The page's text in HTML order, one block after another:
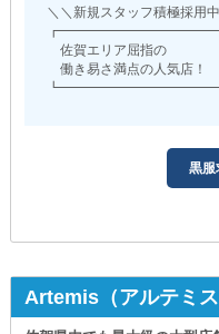
自分と合っている環境か確
少しでも気になった方はお
直行・直帰での勤務のため
夜間の副業としても人気の
また、お給料の《日払い》
その日の頑張りを即日受け取
■ 無理なく勤務できる ■
当店は定休日の日曜・祝日
お正月とお盆休みも設けてい
＼＼新規スタッフ積極採用
佐賀エリア屈指の
働き易さ満点の人気店！
＊:;;::;;:＊:;;::;;:＊:;;::;;:＊:;;::;;:
■□■経歴は関係なし■□■
黒服
Artemis（アルテミス